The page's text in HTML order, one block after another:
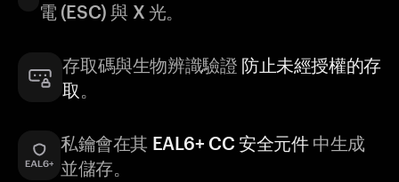
電 (ESC) 與 X 光。
存取碼與生物辨識驗證 防止未經授權的存
取 。
私鑰會在其 EAL6+ CC 安全元件中生成
並儲存。